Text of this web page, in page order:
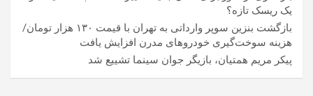
یک ریسک تازه؟
بازگشت بنزین سوپر وارداتی به تهران با قیمت ۱۳۰ هزار تومان/
هزینه سوخت‌گیری خودرو‌های مدرن افزایش یافت
پیکر مریم همتیان، بازیگر جوان سینما تشییع شد